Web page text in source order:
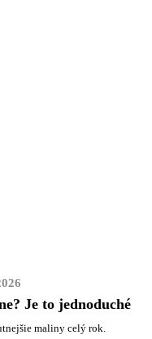
Je to jednoduché
maliny celý rok.